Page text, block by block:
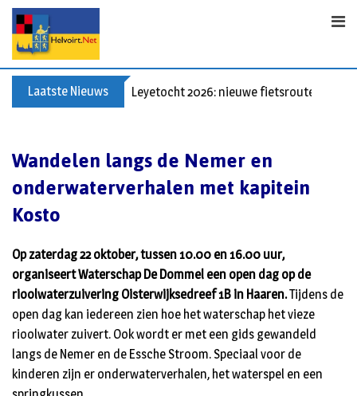
p
Laatste Nieuws Leyetocht 2026: nieuwe fietsroutes
Wandelen langs de Nemer en
onderwaterverhalen met kapitein
Kosto
Op zaterdag 22 oktober, tussen 10.00 en 16.00 uur,
organiseert Waterschap De Dommel een open dag op de
rioolwaterzuivering Oisterwijksedreef 1B in Haaren.Tijdens de
open dag kan iedereen zien hoe het waterschap het vieze
rioolwater zuivert. Ook wordt er met een gids gewandeld
langs de Nemer en de Essche Stroom. Speciaal voor de
kinderen zijn er onderwaterverhalen, het waterspel en een